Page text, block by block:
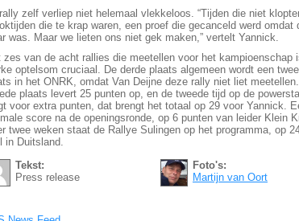
zelf verliep niet helemaal vlekkeloos. “Tijden die niet
die te krap waren, een proef die gecanceld werd omdat
was. Maar we lieten ons niet gek maken,” vertelt Yannick.
zes van de acht rallies die meetellen voor het kampioenschap
optelsom cruciaal. De derde plaats algemeen wordt een
in het ONRK, omdat Van Deijne deze rally niet liet
plaats levert 25 punten op, en de tweede tijd op de
voor extra punten, dat brengt het totaal op 29 voor Yannick.
score na de openingsronde, op 6 punten van leider Klein
twee weken staat de Rallye Sulingen op het programma, op
in Duitsland.
Tekst:
Press release
Foto's:
Martijn van Oort